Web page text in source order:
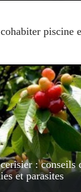
piscine
: conseils
et parasites
Mentions légales